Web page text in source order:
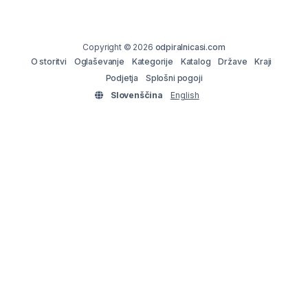
Copyright © 2026 odpiralnicasi.com
O storitvi
Oglaševanje Kategorije Katalog Države
Kraji
Podjetja
Splošni pogoji
Slovenščina
English